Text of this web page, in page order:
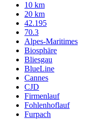
10 km
20 km
42.195
70.3
Alpes-Maritimes
Biosphäre
Bliesgau
BlueLine
Cannes
CJD
Firmenlauf
Fohlenhoflauf
Furpach